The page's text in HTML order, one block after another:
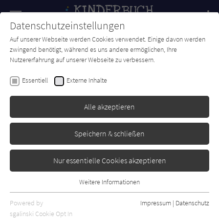
SUCHE Forum Charts Newsletter
Susanne Straßer
Standard
Alle Altersgruppen anzeigen
Datenschutzeinstellungen
Auf unserer Webseite werden Cookies verwendet. Einige davon werden
zwingend benötigt, während es uns andere ermöglichen, Ihre
Nutzererfahrung auf unserer Webseite zu verbessern.
Essentiell Externe Inhalte
Alle akzeptieren
Speichern & schließen
Nur essentielle Cookies akzeptieren
Essentielle Cookies werden für grundlegende Funktionen der
Webseite benötigt. Dadurch ist gewährleistet, dass die Webseite
Weitere Informationen
Powered by
sgalinski Cookie Opt In
Impressum | Datenschutz